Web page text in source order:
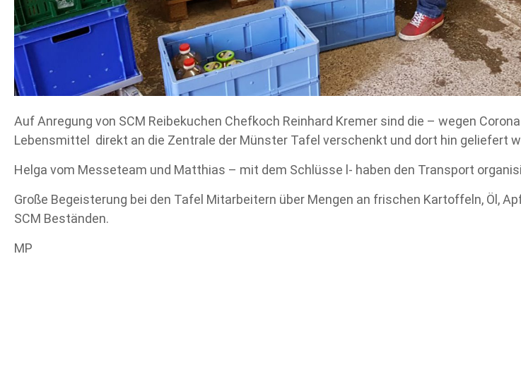
Auf Anregung von SCM Reibekuchen Chefkoch Reinhard Kremer sind die – wegen
Lebensmittel direkt an die Zentrale der Münster Tafel verschenkt und dort hin geliefert
Helga vom Messeteam und Matthias – mit dem Schlüsse l- haben den Transport
Große Begeisterung bei den Tafel Mitarbeitern über Mengen an frischen Kartoffeln, Öl,
SCM Beständen.
MP